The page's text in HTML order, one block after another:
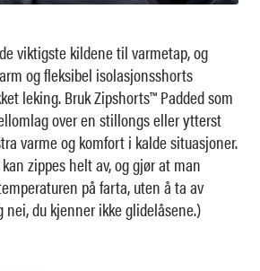
viktigste kildene til varmetap, og
og fleksibel isolasjonsshorts
leking. Bruk Zipshorts™ Padded som
over en stillongs eller ytterst
varme og komfort i kalde situasjoner.
zippes helt av, og gjør at man
på farta, uten å ta av
nei, du kjenner ikke glidelåsene.)